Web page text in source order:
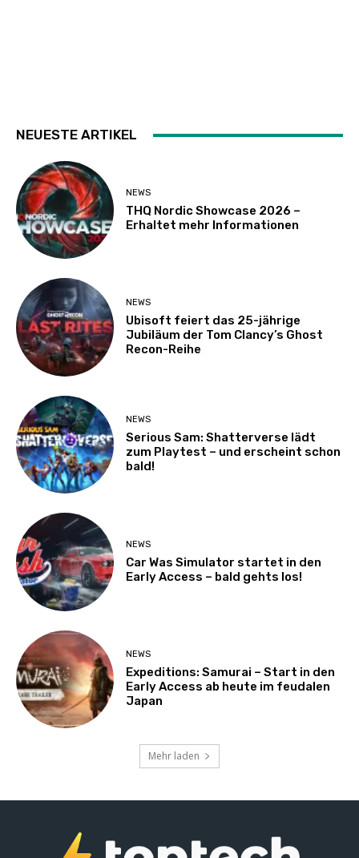
NEUESTE ARTIKEL
NEWS
THQ Nordic Showcase 2026 –
Erhaltet mehr Informationen
NEWS
Ubisoft feiert das 25-jährige
Jubiläum der Tom Clancy’s Ghost
Recon-Reihe
NEWS
Serious Sam: Shatterverse lädt
zum Playtest – und erscheint schon
bald!
NEWS
Car Was Simulator startet in den
Early Access – bald gehts los!
NEWS
Expeditions: Samurai – Start in den
Early Access ab heute im feudalen
Japan
Mehr laden